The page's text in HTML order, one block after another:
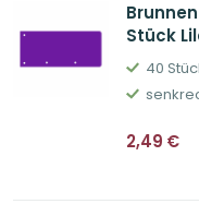
Stück
40
2,49 €